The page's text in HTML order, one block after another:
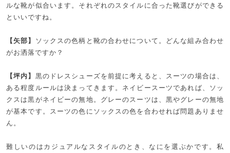
ルな靴が似合います。それぞれのスタイルに合った靴選びができる
といいですね。
【矢部】
ソックスの色柄と靴の合わせについて。どんな組み合わせ
がお洒落ですか？
【坪内】 黒のドレスシューズを前提に考えると、スーツの場合は、
ある程度ルールは決まってきます。ネイビースーツであれば、ソッ
クスは黒がネイビーの無地。グレーのスーツは、黒やグレーの無地
が基本です。スーツの色にソックスの色を合わせれば問題ありませ
ん。
難しいのはカジュアルなスタイルのとき、なにを選ぶかです。私